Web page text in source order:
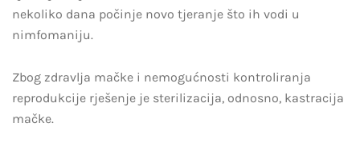
nekoliko dana počinje novo tjeranje što ih vodi u
nimfomaniju.
Zbog zdravlja mačke i nemogućnosti kontroliranja
reprodukcije rješenje je sterilizacija, odnosno, kastracija
mačke.